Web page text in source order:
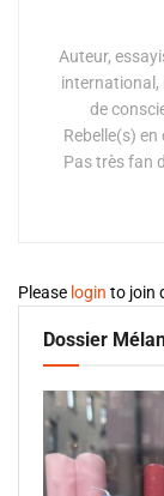
Auteur,
international,
de
Rebelle(s)
Pas très fan
Please login to join
Dossier